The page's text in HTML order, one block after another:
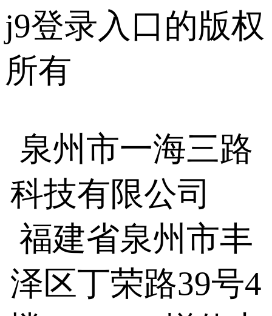
j9登录入口的版权
所有
泉州市一海三路
科技有限公司
福建省泉州市丰
泽区丁荣路39号4